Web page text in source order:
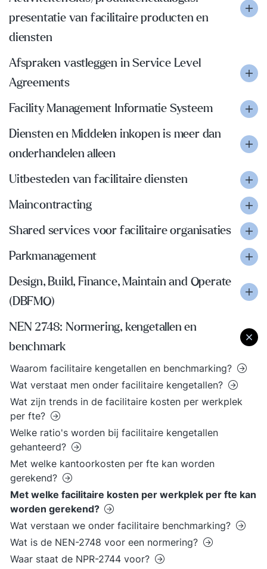
presentatie van facilitaire producten en
diensten
Afspraken vastleggen in Service Level
Agreements
Facility Management Informatie Systeem
Diensten en Middelen inkopen is meer dan
onderhandelen alleen
Uitbesteden van facilitaire diensten
Maincontracting
Shared services voor facilitaire organisaties
Parkmanagement
Design, Build, Finance, Maintain and Operate
(DBFMO)
NEN 2748: Normering, kengetallen en
benchmark
Waarom facilitaire kengetallen en benchmarking?
Wat verstaat men onder facilitaire kengetallen?
Wat zijn trends in de facilitaire kosten per werkplek
per fte?
Welke ratio's worden bij facilitaire kengetallen
gehanteerd?
Met welke kantoorkosten per fte kan worden
gerekend?
Met welke facilitaire kosten per werkplek per fte kan
worden gerekend?
Wat verstaan we onder facilitaire benchmarking?
Wat is de NEN-2748 voor een normering?
Waar staat de NPR-2744 voor?